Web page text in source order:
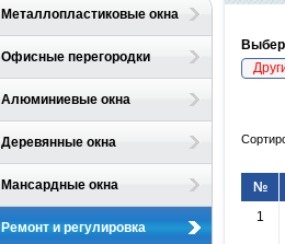
Металлопластиковые окна
Офисные перегородки
Алюминиевые окна
Деревянные окна
Мансардные окна
Ремонт и регулировка
№
1